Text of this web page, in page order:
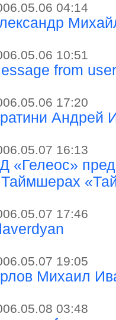
04:14
10:51
from
17:20
Андрей
16:13
«Гелеос»
17:46
19:05
Михаил
03:48